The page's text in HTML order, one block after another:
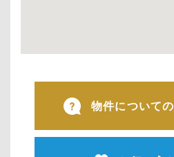
物件について